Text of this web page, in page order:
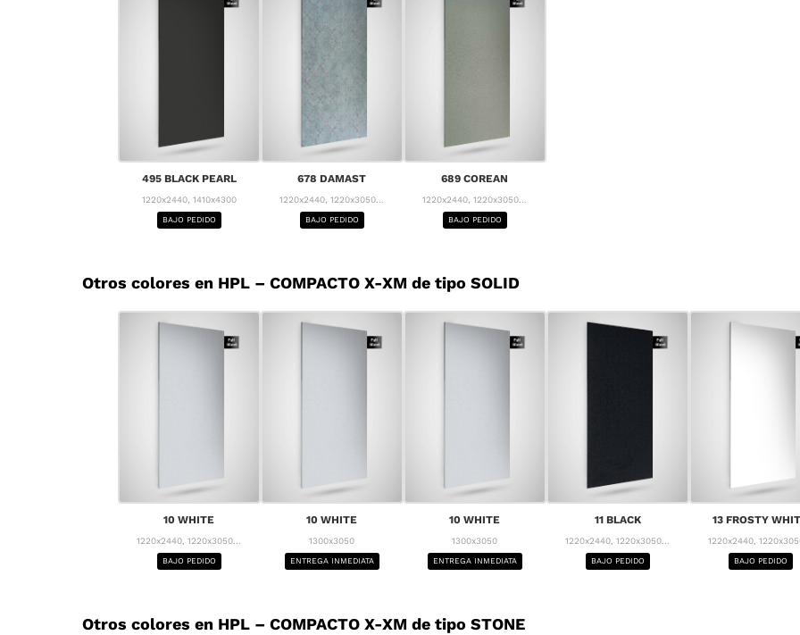
495 BLACK PEARL
1220x2440, 1410x4300
BAJO PEDIDO
678 DAMAST
1220x2440, 1220x3050...
BAJO PEDIDO
689 COREAN
1220x2440, 1220x3050...
BAJO PEDIDO
Otros colores en HPL – COMPACTO X-XM de tipo SOLID
10 WHITE
1220x2440, 1220x3050...
BAJO PEDIDO
10 WHITE
1300x3050
ENTREGA INMEDIATA
10 WHITE
1300x3050
ENTREGA INMEDIATA
11 BLACK
1220x2440, 1220x3050...
BAJO PEDIDO
13 FROSTY
1220x2440,
BAJO PEDIDO
Otros colores en HPL – COMPACTO X-XM de tipo STONE